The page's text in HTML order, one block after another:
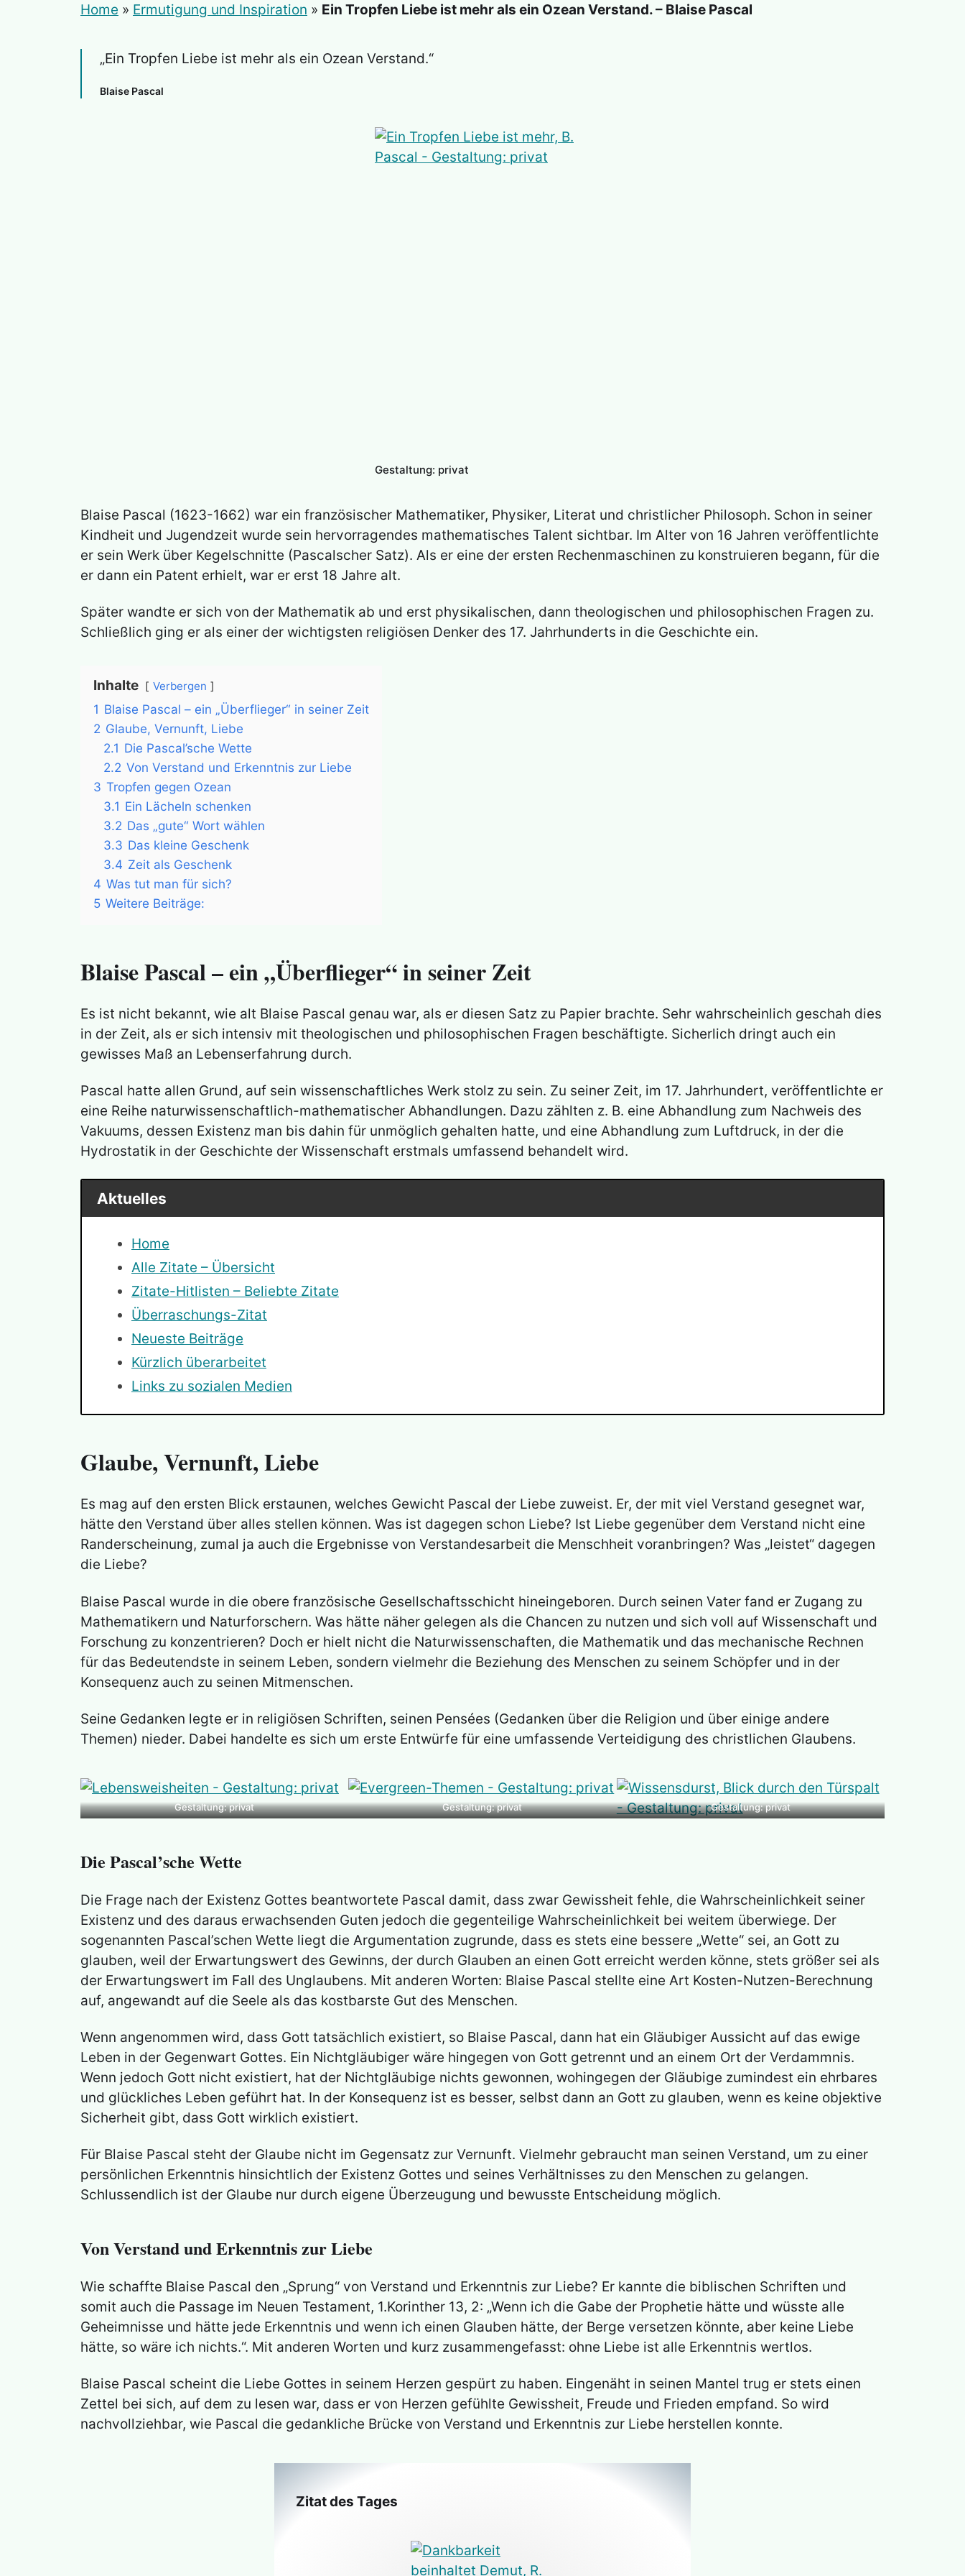
Home » Ermutigung und Inspiration » Ein Tropfen Liebe ist mehr als ein Ozean Verstand. – Blaise Pascal
„Ein Tropfen Liebe ist mehr als ein Ozean Verstand.“
Blaise Pascal
Gestaltung: privat
Blaise Pascal (1623-1662) war ein französischer Mathematiker, Physiker, Literat und christlicher Philosoph. Schon in seiner
Kindheit und Jugendzeit wurde sein hervorragendes mathematisches Talent sichtbar. Im Alter von 16 Jahren veröffentlichte
er sein Werk über Kegelschnitte (Pascalscher Satz). Als er eine der ersten Rechenmaschinen zu konstruieren begann, für die
er dann ein Patent erhielt, war er erst 18 Jahre alt.
Später wandte er sich von der Mathematik ab und erst physikalischen, dann theologischen und philosophischen Fragen zu.
Schließlich ging er als einer der wichtigsten religiösen Denker des 17. Jahrhunderts in die Geschichte ein.
Inhalte Verbergen
1 Blaise Pascal – ein „Überflieger“ in seiner Zeit
2 Glaube, Vernunft, Liebe
2.1 Die Pascal’sche Wette
2.2 Von Verstand und Erkenntnis zur Liebe
3 Tropfen gegen Ozean
3.1 Ein Lächeln schenken
3.2 Das „gute“ Wort wählen
3.3 Das kleine Geschenk
3.4 Zeit als Geschenk
4 Was tut man für sich?
5 Weitere Beiträge:
Blaise Pascal – ein „Überflieger“ in seiner Zeit
Es ist nicht bekannt, wie alt Blaise Pascal genau war, als er diesen Satz zu Papier brachte. Sehr wahrscheinlich geschah dies
in der Zeit, als er sich intensiv mit theologischen und philosophischen Fragen beschäftigte. Sicherlich dringt auch ein
gewisses Maß an Lebenserfahrung durch.
Pascal hatte allen Grund, auf sein wissenschaftliches Werk stolz zu sein. Zu seiner Zeit, im 17. Jahrhundert, veröffentlichte er
eine Reihe naturwissenschaftlich-mathematischer Abhandlungen. Dazu zählten z. B. eine Abhandlung zum Nachweis des
Vakuums, dessen Existenz man bis dahin für unmöglich gehalten hatte, und eine Abhandlung zum Luftdruck, in der die
Hydrostatik in der Geschichte der Wissenschaft erstmals umfassend behandelt wird.
Aktuelles
Home
Alle Zitate – Übersicht
Zitate-Hitlisten – Beliebte Zitate
Überraschungs-Zitat
Neueste Beiträge
Kürzlich überarbeitet
Links zu sozialen Medien
Glaube, Vernunft, Liebe
Es mag auf den ersten Blick erstaunen, welches Gewicht Pascal der Liebe zuweist. Er, der mit viel Verstand gesegnet war,
hätte den Verstand über alles stellen können. Was ist dagegen schon Liebe? Ist Liebe gegenüber dem Verstand nicht eine
Randerscheinung, zumal ja auch die Ergebnisse von Verstandesarbeit die Menschheit voranbringen? Was „leistet“ dagegen
die Liebe?
Blaise Pascal wurde in die obere französische Gesellschaftsschicht hineingeboren. Durch seinen Vater fand er Zugang zu
Mathematikern und Naturforschern. Was hätte näher gelegen als die Chancen zu nutzen und sich voll auf Wissenschaft und
Forschung zu konzentrieren? Doch er hielt nicht die Naturwissenschaften, die Mathematik und das mechanische Rechnen
für das Bedeutendste in seinem Leben, sondern vielmehr die Beziehung des Menschen zu seinem Schöpfer und in der
Konsequenz auch zu seinen Mitmenschen.
Seine Gedanken legte er in religiösen Schriften, seinen Pensées (Gedanken über die Religion und über einige andere
Themen) nieder. Dabei handelte es sich um erste Entwürfe für eine umfassende Verteidigung des christlichen Glaubens.
Gestaltung: privat Gestaltung: privat Gestaltung: privat
Die Pascal’sche Wette
Die Frage nach der Existenz Gottes beantwortete Pascal damit, dass zwar Gewissheit fehle, die Wahrscheinlichkeit seiner
Existenz und des daraus erwachsenden Guten jedoch die gegenteilige Wahrscheinlichkeit bei weitem überwiege. Der
sogenannten Pascal’schen Wette liegt die Argumentation zugrunde, dass es stets eine bessere „Wette“ sei, an Gott zu
glauben, weil der Erwartungswert des Gewinns, der durch Glauben an einen Gott erreicht werden könne, stets größer sei als
der Erwartungswert im Fall des Unglaubens. Mit anderen Worten: Blaise Pascal stellte eine Art Kosten-Nutzen-Berechnung
auf, angewandt auf die Seele als das kostbarste Gut des Menschen.
Wenn angenommen wird, dass Gott tatsächlich existiert, so Blaise Pascal, dann hat ein Gläubiger Aussicht auf das ewige
Leben in der Gegenwart Gottes. Ein Nichtgläubiger wäre hingegen von Gott getrennt und an einem Ort der Verdammnis.
Wenn jedoch Gott nicht existiert, hat der Nichtgläubige nichts gewonnen, wohingegen der Gläubige zumindest ein ehrbares
und glückliches Leben geführt hat. In der Konsequenz ist es besser, selbst dann an Gott zu glauben, wenn es keine objektive
Sicherheit gibt, dass Gott wirklich existiert.
Für Blaise Pascal steht der Glaube nicht im Gegensatz zur Vernunft. Vielmehr gebraucht man seinen Verstand, um zu einer
persönlichen Erkenntnis hinsichtlich der Existenz Gottes und seines Verhältnisses zu den Menschen zu gelangen.
Schlussendlich ist der Glaube nur durch eigene Überzeugung und bewusste Entscheidung möglich.
Von Verstand und Erkenntnis zur Liebe
Wie schaffte Blaise Pascal den „Sprung“ von Verstand und Erkenntnis zur Liebe? Er kannte die biblischen Schriften und
somit auch die Passage im Neuen Testament, 1.Korinther 13, 2: „Wenn ich die Gabe der Prophetie hätte und wüsste alle
Geheimnisse und hätte jede Erkenntnis und wenn ich einen Glauben hätte, der Berge versetzen könnte, aber keine Liebe
hätte, so wäre ich nichts.“. Mit anderen Worten und kurz zusammengefasst: ohne Liebe ist alle Erkenntnis wertlos.
Blaise Pascal scheint die Liebe Gottes in seinem Herzen gespürt zu haben. Eingenäht in seinen Mantel trug er stets einen
Zettel bei sich, auf dem zu lesen war, dass er von Herzen gefühlte Gewissheit, Freude und Frieden empfand. So wird
nachvollziehbar, wie Pascal die gedankliche Brücke von Verstand und Erkenntnis zur Liebe herstellen konnte.
Zitat des Tages